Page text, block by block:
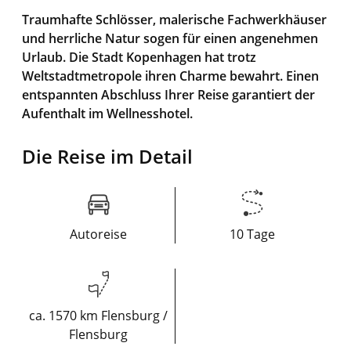
Traumhafte Schlösser, malerische Fachwerkhäuser
und herrliche Natur sogen für einen angenehmen
Urlaub. Die Stadt Kopenhagen hat trotz
Weltstadtmetropole ihren Charme bewahrt. Einen
entspannten Abschluss Ihrer Reise garantiert der
Aufenthalt im Wellnesshotel.
Die Reise im Detail
Autoreise 10 Tage
ca. 1570 km Flensburg /
Flensburg